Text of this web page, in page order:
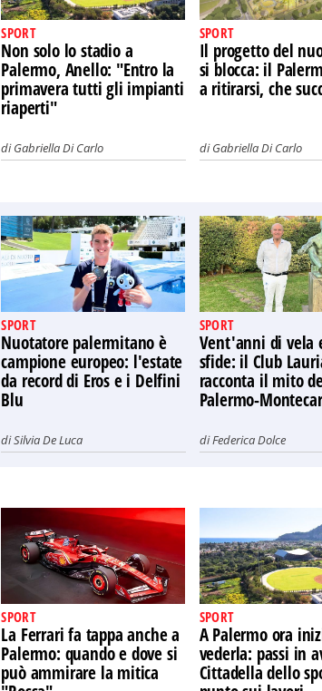
SPORT
Non solo lo stadio a
Palermo, Anello: "Entro la
primavera tutti gli impianti
riaperti"
diGabriella Di Carlo
SPORT
Il progetto del
si blocca: il
a ritirarsi, che
diGabriella Di Carlo
SPORT
Nuotatore palermitano è
campione europeo: l'estate
da record di Eros e i Delfini
Blu
diSilvia De Luca
SPORT
Vent'anni di vela
sfide: il Club
racconta il mito
Palermo-
diFederica Dolce
SPORT
La Ferrari fa tappa anche a
Palermo: quando e dove si
può ammirare la mitica
SPORT
A Palermo ora
vederla: passi in
Cittadella dello